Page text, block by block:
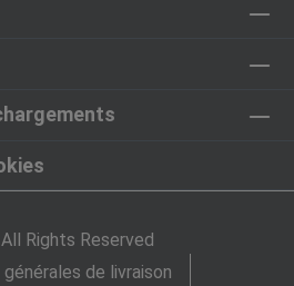
Rights Reserved
de livraison